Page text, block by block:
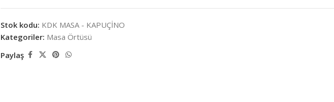
Stok kodu: KDK MASA - KAPUÇİNO
Kategoriler: Masa Örtüsü
Paylaş